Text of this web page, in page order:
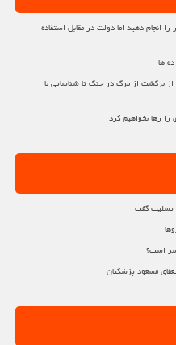
انجام دهید اما دولت در مقابل استفاده
ها
برگشت از مرگ در جنگ تا شناسایی با
را رها نخواهیم کرد
تسلیت گفت
است؟